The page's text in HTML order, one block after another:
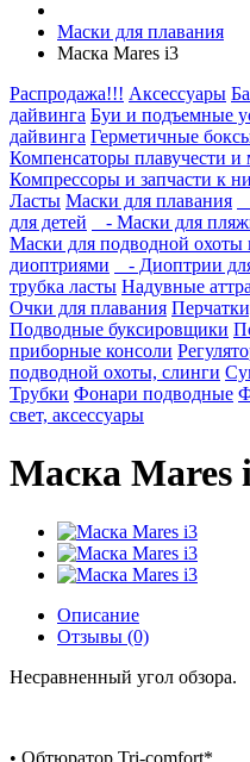
Маски для плавания
Маска Mares i3
Распродажа!!! Аксессуары
дайвинга Буи и подъемные
дайвинга Герметичные
Компенсаторы плавучести
Компрессоры и запчасти к
Ласты Маски для плавания
для детей
- Маски для
Маски для подводной охоты
диоптриями
- Диоптрии
трубка ласты Надувные
Очки для плавания
Подводные буксировщики
приборные консоли
подводной охоты, слинги
Трубки Фонари подводные
свет, аксессуары
Маска Mares
Описание
Отзывы (0)
Несравненный угол обзора.
• Обтюратор Tri-comfort*